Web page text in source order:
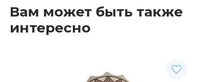
Вам может быть также
интересно